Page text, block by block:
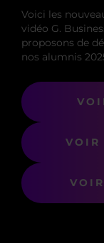
Voici les
vidéo G.
proposons de
nos alumnis
VOIR